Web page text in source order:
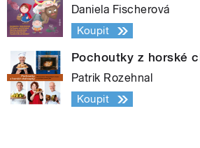
Daniela Fischerová
Koupit
Pochoutky z horské
Patrik Rozehnal
Koupit